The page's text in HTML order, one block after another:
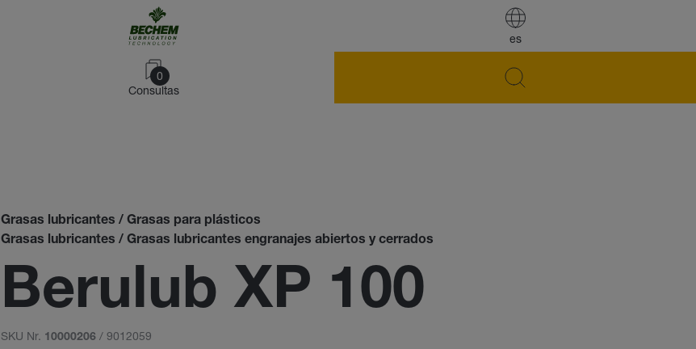
es
0
Consultas
Grasas lubricantes / Grasas para plásticos
Grasas lubricantes / Grasas lubricantes engranajes abiertos y cerrados
Berulub XP 100
SKU Nr. 10000206 / 9012059